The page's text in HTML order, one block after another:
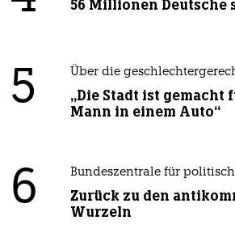
56 Millionen Deutsche
5 Über die
„Die Stadt ist gemacht
Mann in einem Auto“
6 Bundeszentrale für
Zurück zu den
Wurzeln